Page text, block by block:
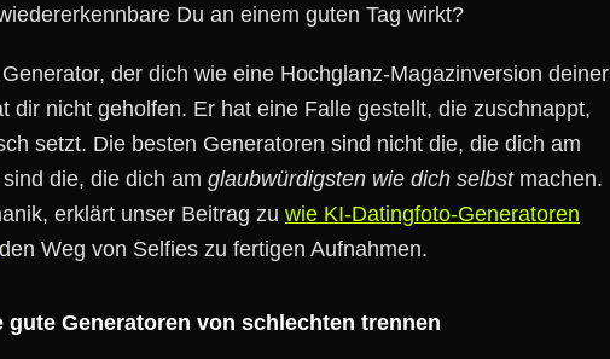
Du an einem guten Tag wirkt?
der dich wie eine Hochglanz-Magazinversion deiner
dir nicht geholfen. Er hat eine Falle gestellt, die zuschnappt,
setzt. Die besten Generatoren sind nicht die, die dich am
die, die dich am glaubwürdigsten wie dich selbstmachen.
erklärt unser Beitrag zu wie KI-Datingfoto-Generatoren
den Weg von Selfies zu fertigen Aufnahmen.
Generatoren von schlechten trennen